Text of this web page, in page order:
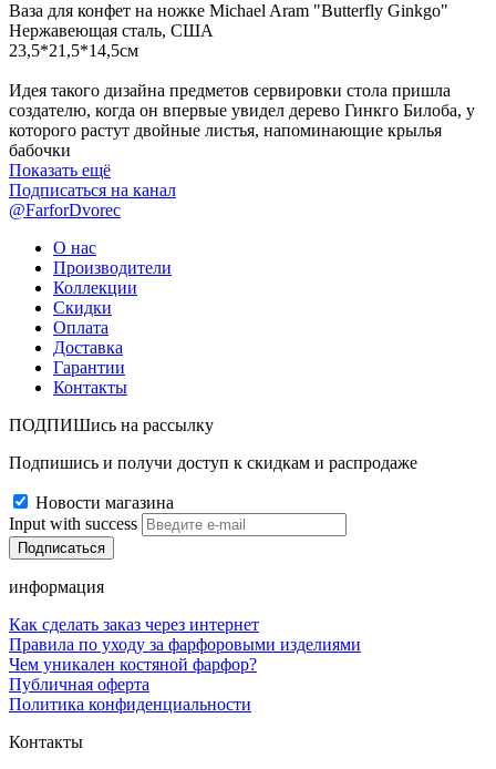
Ваза для конфет на ножке Michael Aram "Butterfly Ginkgo"
Нержавеющая сталь, США
23,5*21,5*14,5см
Идея такого дизайна предметов сервировки стола пришла
создателю, когда он впервые увидел дерево Гинкго Билоба, у
которого растут двойные листья, напоминающие крылья
бабочки
Показать ещё
Подписаться на канал
@FarforDvorec
О нас
Производители
Коллекции
Скидки
Оплата
Доставка
Гарантии
Контакты
ПОДПИШись на рассылку
Подпишись и получи доступ к скидкам и распродаже
Новости магазина
Input with success
информация
Как сделать заказ через интернет
Правила по уходу за фарфоровыми изделиями
Чем уникален костяной фарфор?
Публичная оферта
Политика конфиденциальности
Контакты